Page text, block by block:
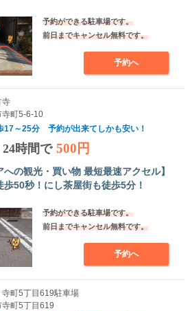
予約ができる駐車場です。
前日までキャンセル無料です。
予約へ
寺
寺町5-6-10
～25分 予約が出来てしかも安い！
24時間で 500円
への観光・買い物 最短最速アクセル】
歩50秒！にし茶屋街も徒歩5分！
予約ができる駐車場です。
前日までキャンセル無料です。
予約へ
寺町5丁目619駐車場
町5丁目619